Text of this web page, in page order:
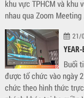
khu vực TPHCM và
nhau qua Zoom Meeting
21/
Buổi
được tổ chức vào ngày
chức theo hình thức